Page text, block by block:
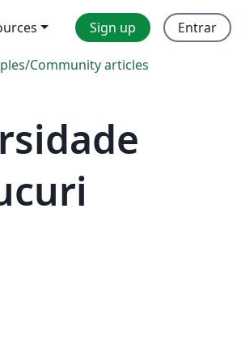
Sign up Entrar
/Community articles